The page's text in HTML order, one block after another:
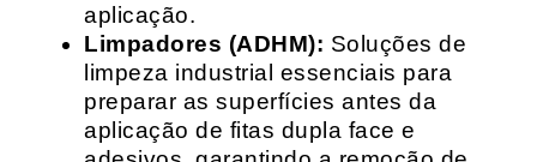
aplicação.
Limpadores (ADHM): Soluções de
limpeza industrial essenciais para
preparar as superfícies antes da
aplicação de fitas dupla face e